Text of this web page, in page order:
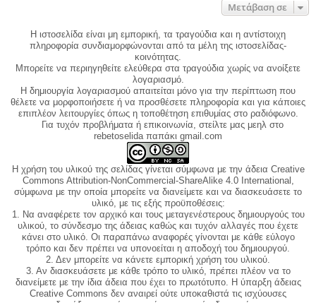
Μετάβαση σε
Η ιστοσελίδα είναι μη εμπορική, τα τραγούδια και η αντίστοιχη
πληροφορία συνδιαμορφώνονται από τα μέλη της ιστοσελίδας-
κοινότητας.
Μπορείτε να περιηγηθείτε ελεύθερα στα τραγούδια χωρίς να ανοίξετε
λογαριασμό.
Η δημιουργία λογαριασμού απαιτείται μόνο για την περίπτωση που
θέλετε να μορφοποιήσετε ή να προσθέσετε πληροφορία και για κάποιες
επιπλέον λειτουργίες όπως η τοποθέτηση επιθυμίας στο ραδιόφωνο.
Για τυχόν προβλήματα ή επικοινωνία, στείλτε μας μεηλ στο
rebetoselida παπάκι gmail.com
Η χρήση του υλικού της σελίδας γίνεται σύμφωνα με την άδεια Creative
Commons Attribution-NonCommercial-ShareAlike 4.0 International,
σύμφωνα με την οποία μπορείτε να διανείμετε και να διασκευάσετε το
υλικό, με τις εξής προϋποθέσεις:
1. Να αναφέρετε τον αρχικό και τους μεταγενέστερους δημιουργούς του
υλικού, το σύνδεσμο της άδειας καθώς και τυχόν αλλαγές που έχετε
κάνει στο υλικό. Οι παραπάνω αναφορές γίνονται με κάθε εύλογο
τρόπο και δεν πρέπει να υπονοείται η αποδοχή του δημιουργού.
2. Δεν μπορείτε να κάνετε εμπορική χρήση του υλικού.
3. Αν διασκευάσετε με κάθε τρόπο το υλικό, πρέπει πλέον να το
διανείμετε με την ίδια άδεια που έχει το πρωτότυπο. Η ύπαρξη άδειας
Creative Commons δεν αναιρεί ούτε υποκαθιστά τις ισχύουσες